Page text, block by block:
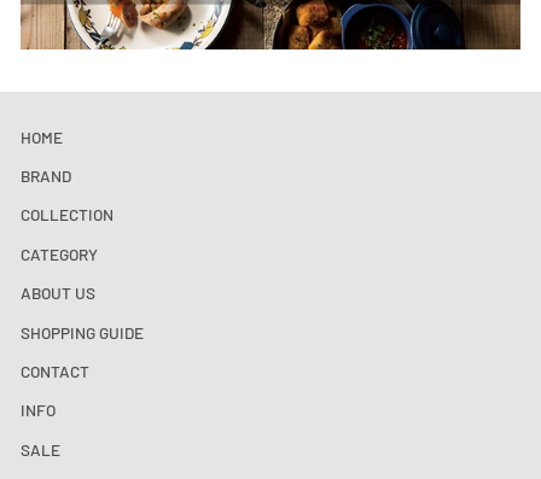
HOME
BRAND
COLLECTION
CATEGORY
ABOUT US
SHOPPING GUIDE
CONTACT
INFO
SALE